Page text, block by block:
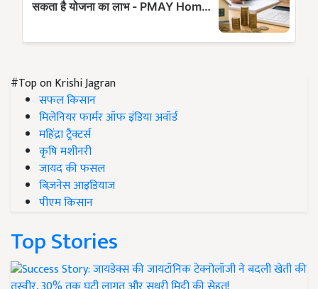
#Top on Krishi Jagran
सफल किसान
मिलेनियर फार्मर ऑफ इंडिया अवॉर्ड
महिंद्रा ट्रैक्टर्स
कृषि मशीनरी
जायद की फसल
बिज़नेस आइडियाज
पीएम किसान
Top Stories